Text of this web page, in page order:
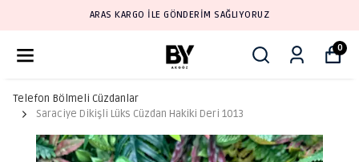
ARAS KARGO İLE GÖNDERİM SAĞLIYORUZ
0
Telefon Bölmeli Cüzdanlar
Saraciye Dikişli Lüks Cüzdan Hakiki Deri 1013